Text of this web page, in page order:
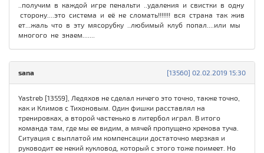
..получим в каждой игре пенальти ..удаления и свистки в одну
сторону....это система и её не сломать!!!!!!! вся страна так жив
ет...жаль что в эту мясорубку ..любимый клуб попал....или мы
многого не знаем.......
[13560] 02.02.2019 15:30
sana
Yastreb [13559], Ледяхов не сделал ничего это точно, также точно,
как и Климов с Тихоновым. Один фишки расставлял на
тренировках, а второй частенько в литербол играл. В итого
команда там, где мы ее видим, а мячей пропущено хренова туча.
Ситуация с выплатой им компенсации достаточно мерзкая и
руководит ее некий кукловод, который с этого тоже поимеет. Но